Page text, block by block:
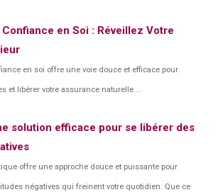
en Soi : Réveillez Votre
en soi offre une voie douce et efficace pour
et libérer votre assurance naturelle....
solution efficace pour se libérer des
offre une approche douce et puissante pour
négatives qui freinent votre quotidien. Que ce